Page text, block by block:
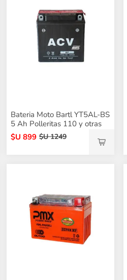
Bateria Moto Bartl YT5AL-BS
5 Ah Polleritas 110 y otras
$U 899 $U 1249